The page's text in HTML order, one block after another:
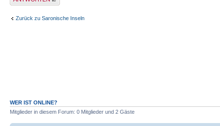
Zurück zu Saronische Inseln
WER IST ONLINE?
Mitglieder in diesem Forum: 0 Mitglieder und 2 Gäste